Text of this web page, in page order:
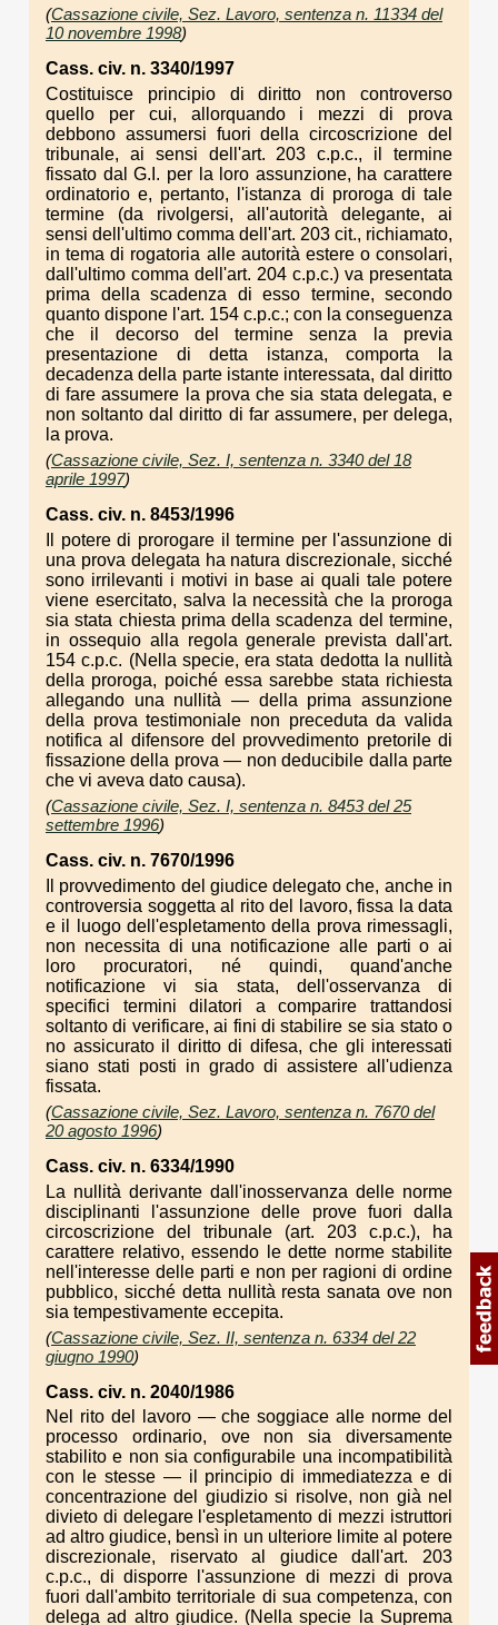
(Cassazione civile, Sez. Lavoro, sentenza n. 11334 del
10 novembre 1998)
Cass. civ. n. 3340/1997
Costituisce principio di diritto non controverso
quello per cui, allorquando i mezzi di prova
debbono assumersi fuori della circoscrizione del
tribunale, ai sensi dell'art. 203 c.p.c., il termine
fissato dal G.I. per la loro assunzione, ha carattere
ordinatorio e, pertanto, l'istanza di proroga di tale
termine (da rivolgersi, all'autorità delegante, ai
sensi dell'ultimo comma dell'art. 203 cit., richiamato,
in tema di rogatoria alle autorità estere o consolari,
dall'ultimo comma dell'art. 204 c.p.c.) va presentata
prima della scadenza di esso termine, secondo
quanto dispone l'art. 154 c.p.c.; con la conseguenza
che il decorso del termine senza la previa
presentazione di detta istanza, comporta la
decadenza della parte istante interessata, dal diritto
di fare assumere la prova che sia stata delegata, e
non soltanto dal diritto di far assumere, per delega,
la prova.
(Cassazione civile, Sez. I, sentenza n. 3340 del 18
aprile 1997)
Cass. civ. n. 8453/1996
Il potere di prorogare il termine per l'assunzione di
una prova delegata ha natura discrezionale, sicché
sono irrilevanti i motivi in base ai quali tale potere
viene esercitato, salva la necessità che la proroga
sia stata chiesta prima della scadenza del termine,
in ossequio alla regola generale prevista dall'art.
154 c.p.c. (Nella specie, era stata dedotta la nullità
della proroga, poiché essa sarebbe stata richiesta
allegando una nullità — della prima assunzione
della prova testimoniale non preceduta da valida
notifica al difensore del provvedimento pretorile di
fissazione della prova — non deducibile dalla parte
che vi aveva dato causa).
(Cassazione civile, Sez. I, sentenza n. 8453 del 25
settembre 1996)
Cass. civ. n. 7670/1996
Il provvedimento del giudice delegato che, anche in
controversia soggetta al rito del lavoro, fissa la data
e il luogo dell'espletamento della prova rimessagli,
non necessita di una notificazione alle parti o ai
loro procuratori, né quindi, quand'anche
notificazione vi sia stata, dell'osservanza di
specifici termini dilatori a comparire trattandosi
soltanto di verificare, ai fini di stabilire se sia stato o
no assicurato il diritto di difesa, che gli interessati
siano stati posti in grado di assistere all'udienza
fissata.
(Cassazione civile, Sez. Lavoro, sentenza n. 7670 del
20 agosto 1996)
Cass. civ. n. 6334/1990
La nullità derivante dall'inosservanza delle norme
disciplinanti l'assunzione delle prove fuori dalla
circoscrizione del tribunale (art. 203 c.p.c.), ha
carattere relativo, essendo le dette norme stabilite
nell'interesse delle parti e non per ragioni di ordine
pubblico, sicché detta nullità resta sanata ove non
sia tempestivamente eccepita.
(Cassazione civile, Sez. II, sentenza n. 6334 del 22
giugno 1990)
Cass. civ. n. 2040/1986
Nel rito del lavoro — che soggiace alle norme del
processo ordinario, ove non sia diversamente
stabilito e non sia configurabile una incompatibilità
con le stesse — il principio di immediatezza e di
concentrazione del giudizio si risolve, non già nel
divieto di delegare l'espletamento di mezzi istruttori
ad altro giudice, bensì in un ulteriore limite al potere
discrezionale, riservato al giudice dall'art. 203
c.p.c., di disporre l'assunzione di mezzi di prova
fuori dall'ambito territoriale di sua competenza, con
delega ad altro giudice. (Nella specie la Suprema